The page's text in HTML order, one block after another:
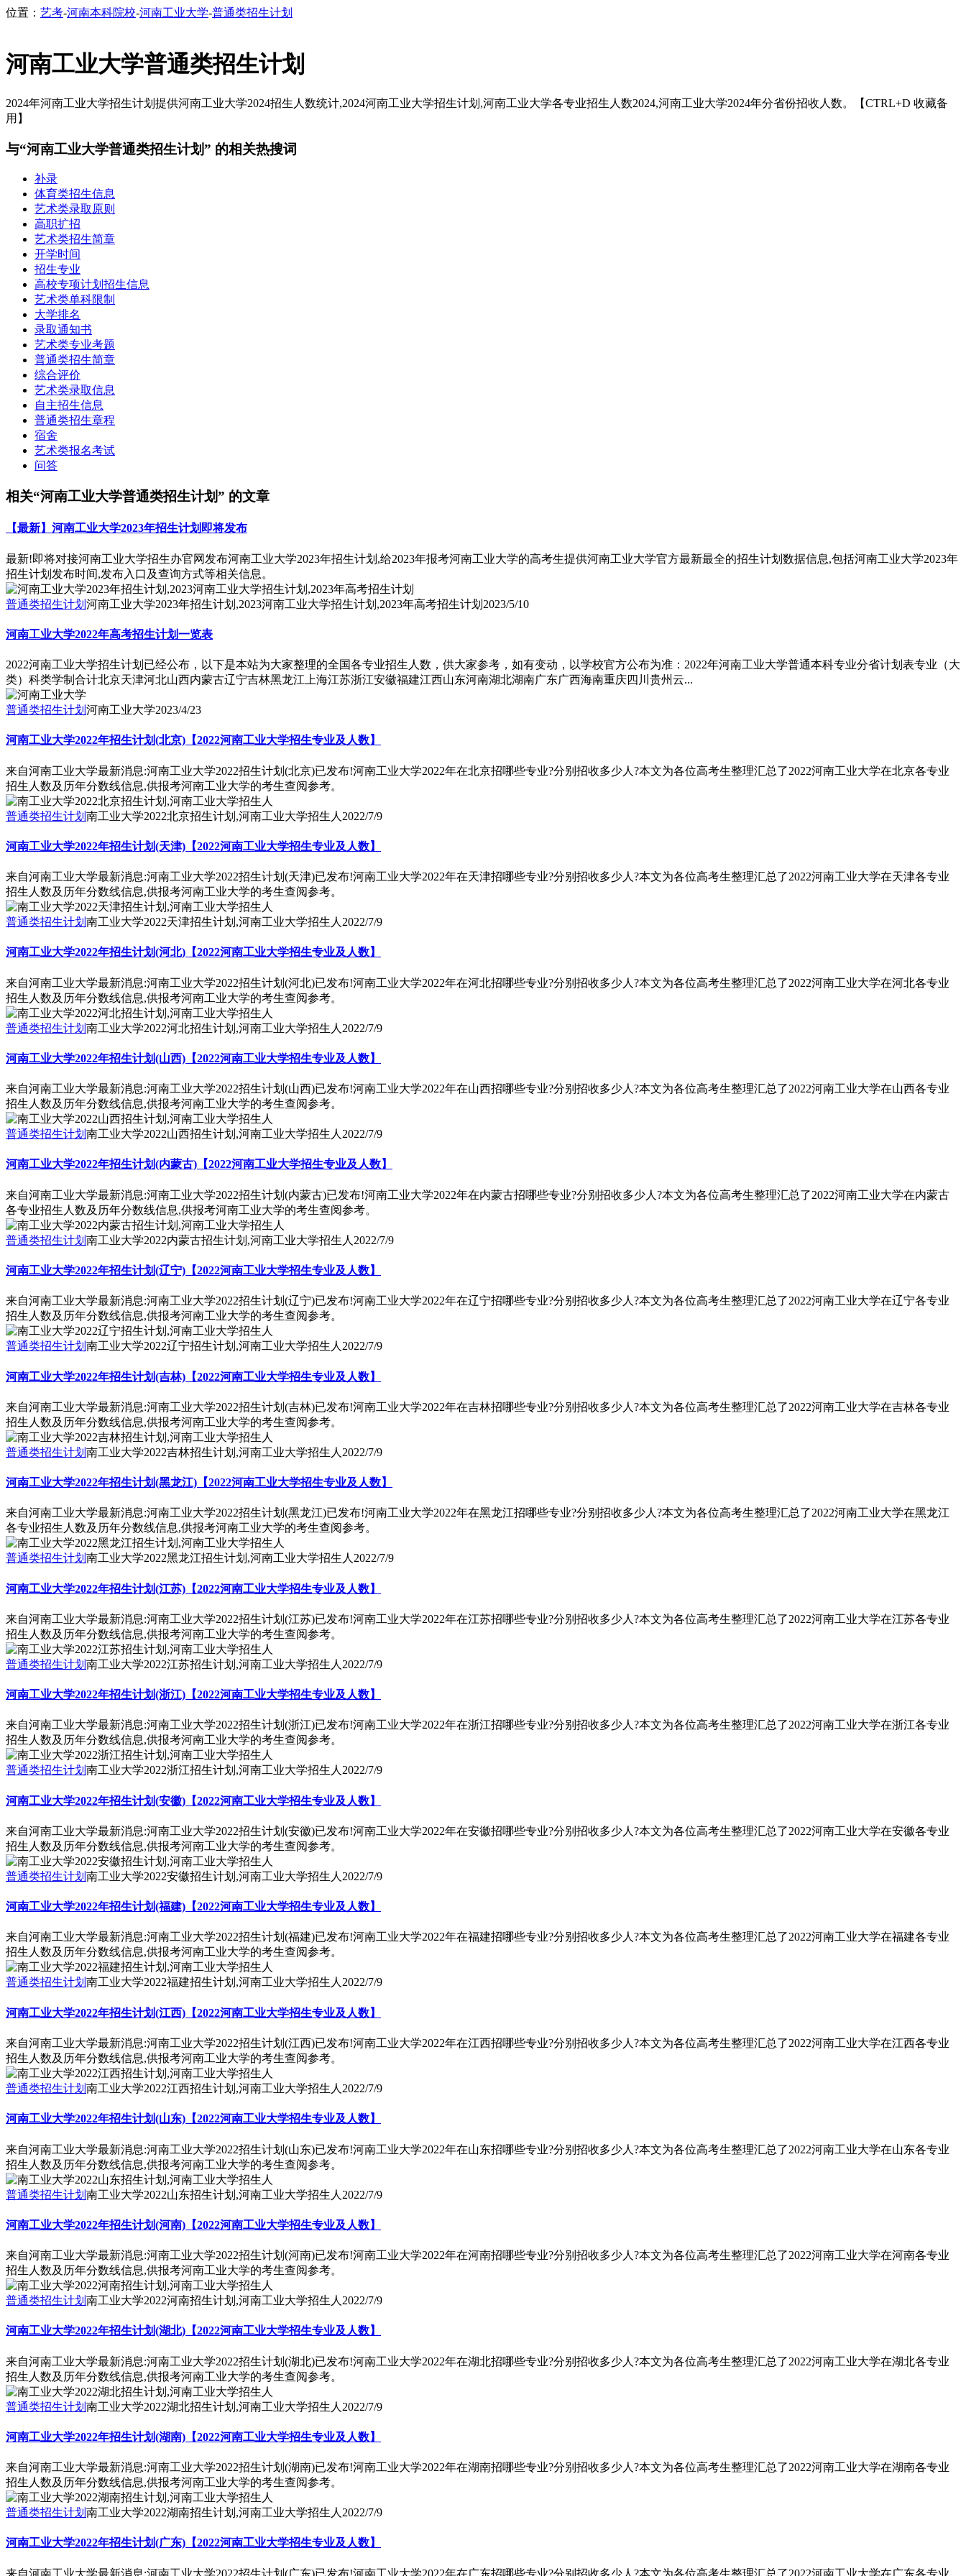
位置： 艺考-河南本科院校-河南工业大学-普通类招生计划
河南工业大学普通类招生计划
2024年河南工业大学招生计划提供河南工业大学2024招生人数统计,2024河南工业大学招生计划,河南工业大学各专业招生人数2024,河南工业大学2024年分省份招收人数。【CTRL+D 收藏备
用】
与“河南工业大学普通类招生计划” 的相关热搜词
补录
体育类招生信息
艺术类录取原则
高职扩招
艺术类招生简章
开学时间
招生专业
高校专项计划招生信息
艺术类单科限制
大学排名
录取通知书
艺术类专业考题
普通类招生简章
综合评价
艺术类录取信息
自主招生信息
普通类招生章程
宿舍
艺术类报名考试
问答
相关“河南工业大学普通类招生计划” 的文章
【最新】河南工业大学2023年招生计划即将发布
最新!即将对接河南工业大学招生办官网发布河南工业大学2023年招生计划,给2023年报考河南工业大学的高考生提供河南工业大学官方最新最全的招生计划数据信息,包括河南工业大学2023年
招生计划发布时间,发布入口及查询方式等相关信息。
普通类招生计划 河南工业大学2023年招生计划,2023河南工业大学招生计划,2023年高考招生计划 2023/5/10
河南工业大学2022年高考招生计划一览表
2022河南工业大学招生计划已经公布，以下是本站为大家整理的全国各专业招生人数，供大家参考，如有变动，以学校官方公布为准：2022年河南工业大学普通本科专业分省计划表专业（大
类）科类学制合计北京天津河北山西内蒙古辽宁吉林黑龙江上海江苏浙江安徽福建江西山东河南湖北湖南广东广西海南重庆四川贵州云...
普通类招生计划 河南工业大学2023/4/23
河南工业大学2022年招生计划(北京)【2022河南工业大学招生专业及人数】
来自河南工业大学最新消息:河南工业大学2022招生计划(北京)已发布!河南工业大学2022年在北京招哪些专业?分别招收多少人?本文为各位高考生整理汇总了2022河南工业大学在北京各专业
招生人数及历年分数线信息,供报考河南工业大学的考生查阅参考。
普通类招生计划 南工业大学2022北京招生计划,河南工业大学招生人 2022/7/9
河南工业大学2022年招生计划(天津)【2022河南工业大学招生专业及人数】
来自河南工业大学最新消息:河南工业大学2022招生计划(天津)已发布!河南工业大学2022年在天津招哪些专业?分别招收多少人?本文为各位高考生整理汇总了2022河南工业大学在天津各专业
招生人数及历年分数线信息,供报考河南工业大学的考生查阅参考。
普通类招生计划 南工业大学2022天津招生计划,河南工业大学招生人 2022/7/9
河南工业大学2022年招生计划(河北)【2022河南工业大学招生专业及人数】
来自河南工业大学最新消息:河南工业大学2022招生计划(河北)已发布!河南工业大学2022年在河北招哪些专业?分别招收多少人?本文为各位高考生整理汇总了2022河南工业大学在河北各专业
招生人数及历年分数线信息,供报考河南工业大学的考生查阅参考。
普通类招生计划 南工业大学2022河北招生计划,河南工业大学招生人 2022/7/9
河南工业大学2022年招生计划(山西)【2022河南工业大学招生专业及人数】
来自河南工业大学最新消息:河南工业大学2022招生计划(山西)已发布!河南工业大学2022年在山西招哪些专业?分别招收多少人?本文为各位高考生整理汇总了2022河南工业大学在山西各专业
招生人数及历年分数线信息,供报考河南工业大学的考生查阅参考。
普通类招生计划 南工业大学2022山西招生计划,河南工业大学招生人 2022/7/9
河南工业大学2022年招生计划(内蒙古)【2022河南工业大学招生专业及人数】
来自河南工业大学最新消息:河南工业大学2022招生计划(内蒙古)已发布!河南工业大学2022年在内蒙古招哪些专业?分别招收多少人?本文为各位高考生整理汇总了2022河南工业大学在内蒙古
各专业招生人数及历年分数线信息,供报考河南工业大学的考生查阅参考。
普通类招生计划 南工业大学2022内蒙古招生计划,河南工业大学招生人 2022/7/9
河南工业大学2022年招生计划(辽宁)【2022河南工业大学招生专业及人数】
来自河南工业大学最新消息:河南工业大学2022招生计划(辽宁)已发布!河南工业大学2022年在辽宁招哪些专业?分别招收多少人?本文为各位高考生整理汇总了2022河南工业大学在辽宁各专业
招生人数及历年分数线信息,供报考河南工业大学的考生查阅参考。
普通类招生计划 南工业大学2022辽宁招生计划,河南工业大学招生人 2022/7/9
河南工业大学2022年招生计划(吉林)【2022河南工业大学招生专业及人数】
来自河南工业大学最新消息:河南工业大学2022招生计划(吉林)已发布!河南工业大学2022年在吉林招哪些专业?分别招收多少人?本文为各位高考生整理汇总了2022河南工业大学在吉林各专业
招生人数及历年分数线信息,供报考河南工业大学的考生查阅参考。
普通类招生计划 南工业大学2022吉林招生计划,河南工业大学招生人 2022/7/9
河南工业大学2022年招生计划(黑龙江)【2022河南工业大学招生专业及人数】
来自河南工业大学最新消息:河南工业大学2022招生计划(黑龙江)已发布!河南工业大学2022年在黑龙江招哪些专业?分别招收多少人?本文为各位高考生整理汇总了2022河南工业大学在黑龙江
各专业招生人数及历年分数线信息,供报考河南工业大学的考生查阅参考。
普通类招生计划 南工业大学2022黑龙江招生计划,河南工业大学招生人 2022/7/9
河南工业大学2022年招生计划(江苏)【2022河南工业大学招生专业及人数】
来自河南工业大学最新消息:河南工业大学2022招生计划(江苏)已发布!河南工业大学2022年在江苏招哪些专业?分别招收多少人?本文为各位高考生整理汇总了2022河南工业大学在江苏各专业
招生人数及历年分数线信息,供报考河南工业大学的考生查阅参考。
普通类招生计划 南工业大学2022江苏招生计划,河南工业大学招生人 2022/7/9
河南工业大学2022年招生计划(浙江)【2022河南工业大学招生专业及人数】
来自河南工业大学最新消息:河南工业大学2022招生计划(浙江)已发布!河南工业大学2022年在浙江招哪些专业?分别招收多少人?本文为各位高考生整理汇总了2022河南工业大学在浙江各专业
招生人数及历年分数线信息,供报考河南工业大学的考生查阅参考。
普通类招生计划 南工业大学2022浙江招生计划,河南工业大学招生人2022/7/9
河南工业大学2022年招生计划(安徽)【2022河南工业大学招生专业及人数】
来自河南工业大学最新消息:河南工业大学2022招生计划(安徽)已发布!河南工业大学2022年在安徽招哪些专业?分别招收多少人?本文为各位高考生整理汇总了2022河南工业大学在安徽各专业
招生人数及历年分数线信息,供报考河南工业大学的考生查阅参考。
普通类招生计划 南工业大学2022安徽招生计划,河南工业大学招生人 2022/7/9
河南工业大学2022年招生计划(福建)【2022河南工业大学招生专业及人数】
来自河南工业大学最新消息:河南工业大学2022招生计划(福建)已发布!河南工业大学2022年在福建招哪些专业?分别招收多少人?本文为各位高考生整理汇总了2022河南工业大学在福建各专业
招生人数及历年分数线信息,供报考河南工业大学的考生查阅参考。
普通类招生计划 南工业大学2022福建招生计划,河南工业大学招生人2022/7/9
河南工业大学2022年招生计划(江西)【2022河南工业大学招生专业及人数】
来自河南工业大学最新消息:河南工业大学2022招生计划(江西)已发布!河南工业大学2022年在江西招哪些专业?分别招收多少人?本文为各位高考生整理汇总了2022河南工业大学在江西各专业
招生人数及历年分数线信息,供报考河南工业大学的考生查阅参考。
普通类招生计划 南工业大学2022江西招生计划,河南工业大学招生人 2022/7/9
河南工业大学2022年招生计划(山东)【2022河南工业大学招生专业及人数】
来自河南工业大学最新消息:河南工业大学2022招生计划(山东)已发布!河南工业大学2022年在山东招哪些专业?分别招收多少人?本文为各位高考生整理汇总了2022河南工业大学在山东各专业
招生人数及历年分数线信息,供报考河南工业大学的考生查阅参考。
普通类招生计划 南工业大学2022山东招生计划,河南工业大学招生人 2022/7/9
河南工业大学2022年招生计划(河南)【2022河南工业大学招生专业及人数】
来自河南工业大学最新消息:河南工业大学2022招生计划(河南)已发布!河南工业大学2022年在河南招哪些专业?分别招收多少人?本文为各位高考生整理汇总了2022河南工业大学在河南各专业
招生人数及历年分数线信息,供报考河南工业大学的考生查阅参考。
普通类招生计划 南工业大学2022河南招生计划,河南工业大学招生人 2022/7/9
河南工业大学2022年招生计划(湖北)【2022河南工业大学招生专业及人数】
来自河南工业大学最新消息:河南工业大学2022招生计划(湖北)已发布!河南工业大学2022年在湖北招哪些专业?分别招收多少人?本文为各位高考生整理汇总了2022河南工业大学在湖北各专业
招生人数及历年分数线信息,供报考河南工业大学的考生查阅参考。
普通类招生计划 南工业大学2022湖北招生计划,河南工业大学招生人 2022/7/9
河南工业大学2022年招生计划(湖南)【2022河南工业大学招生专业及人数】
来自河南工业大学最新消息:河南工业大学2022招生计划(湖南)已发布!河南工业大学2022年在湖南招哪些专业?分别招收多少人?本文为各位高考生整理汇总了2022河南工业大学在湖南各专业
招生人数及历年分数线信息,供报考河南工业大学的考生查阅参考。
普通类招生计划 南工业大学2022湖南招生计划,河南工业大学招生人 2022/7/9
河南工业大学2022年招生计划(广东)【2022河南工业大学招生专业及人数】
来自河南工业大学最新消息:河南工业大学2022招生计划(广东)已发布!河南工业大学2022年在广东招哪些专业?分别招收多少人?本文为各位高考生整理汇总了2022河南工业大学在广东各专业